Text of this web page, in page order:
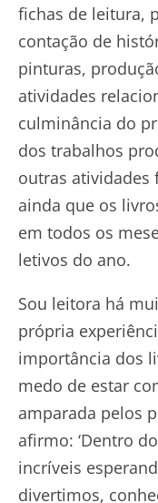
fichas de leitura,
contação de
pinturas,
atividades
culminância do
dos trabalhos
outras atividades
ainda que os
em todos os
letivos do ano.
Sou leitora há
própria
importância dos
medo de estar
amparada pelos
afirmo: ‘Dentro
incríveis
divertimos,